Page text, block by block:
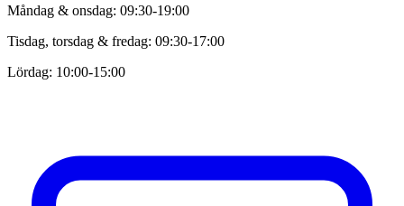
Måndag & onsdag: 09:30-19:00
Tisdag, torsdag & fredag: 09:30-17:00
Lördag: 10:00-15:00